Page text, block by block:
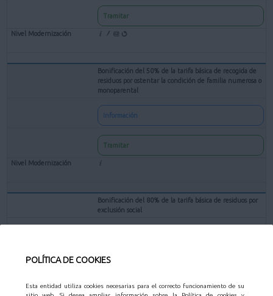
POLÍTICA DE COOKIES
Esta entidad utiliza cookies necesarias para el correcto funcionamiento de su
Tramitar
Bonificación del 50% de la tarifa básica de recogida de
residuos por ostentar la condición de familia numerosa o
monoparental
Información
Tramitar
Bonificación del 80% de la tarifa básica de residuos por
exclusión social
Tramitar